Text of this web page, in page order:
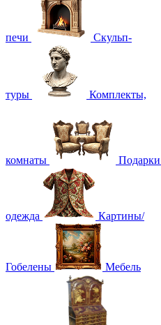
печи Скульп-
туры Комплекты,
комнаты Подарки
одежда Картины/
Гобелены Мебель